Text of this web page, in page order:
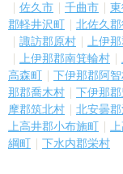
佐久市
千曲市
郡軽井沢町
北佐久
諏訪郡原村
上伊
上伊那郡南箕輪村
高森町
下伊那郡阿
那郡喬木村
下伊那
摩郡筑北村
北安曇
上高井郡小布施町
綱町
下水内郡栄村